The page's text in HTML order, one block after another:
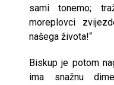
sami tonemo;
moreplovci
našega života!“
Biskup je potom
ima snažnu